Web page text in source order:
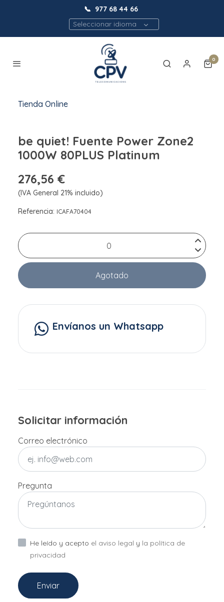
📞 977 68 44 66
Seleccionar idioma
0
Tienda Online
be quiet! Fuente Power Zone2
1000W 80PLUS Platinum
276,56 €
(IVA General 21% incluido)
Referencia: ICAFA70404
Agotado
Envíanos un Whatsapp
Solicitar información
Correo electrónico
Pregunta
He leído y acepto el aviso legal y la política de
privacidad
Enviar